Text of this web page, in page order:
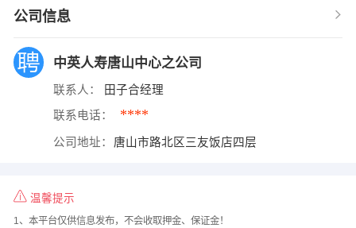
公司信息
中英人寿唐山中心之公司
联系人： 田子合经理
联系电话： ****
公司地址： 唐山市路北区三友饭店四层
温馨提示
1、本平台仅供信息发布，不会收取押金、保证金！